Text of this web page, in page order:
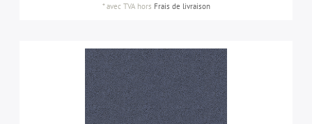
*avec TVAhors Frais de livraison